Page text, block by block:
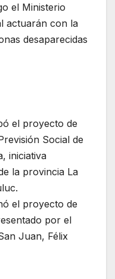
el Ministerio
actuarán con la
desaparecidas
el proyecto de
Social de
iniciativa
la provincia La
el proyecto de
por el
Juan, Félix